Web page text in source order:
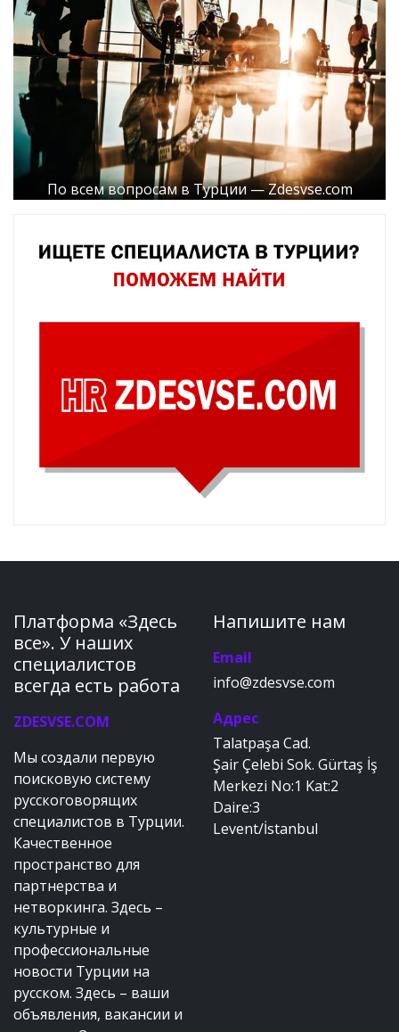
По всем вопросам в Турции — Zdesvse.com
Платформа «Здесь
все». У наших
специалистов
всегда есть работа
ZDESVSE.COM
Мы создали первую
поисковую систему
русскоговорящих
специалистов в Турции.
Качественное
пространство для
партнерства и
нетворкинга. Здесь –
культурные и
профессиональные
новости Турции на
русском. Здесь – ваши
объявления, вакансии и
Напишите нам
Email
info@zdesvse.com
Адрес
Talatpaşa Cad.
Şair Çelebi Sok. Gürtaş İş
Merkezi No:1 Kat:2
Daire:3
Levent/İstanbul